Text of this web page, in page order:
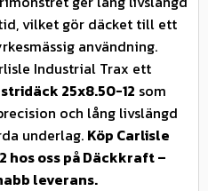
vilket gör däcket till ett
användning.
Industrial Trax ett
25x8.50-12 som
och lång livslängd
underlag. Köp Carlisle
hos oss på Däckkraft –
leverans.